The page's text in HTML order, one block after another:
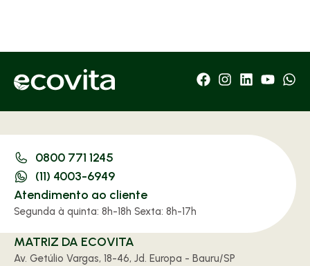
0800 771 1245
(11) 4003-6949
Atendimento ao cliente
Segunda à quinta: 8h-18h Sexta: 8h-17h
MATRIZ DA ECOVITA
Av. Getúlio Vargas, 18-46, Jd. Europa - Bauru/SP